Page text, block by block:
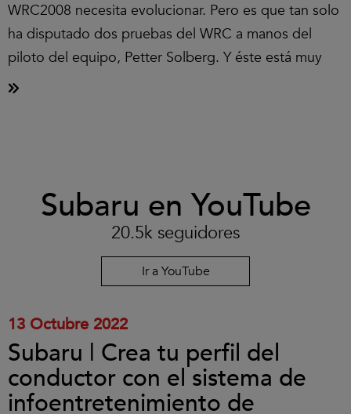
WRC2008 necesita evolucionar. Pero es que tan solo
ha disputado dos pruebas del WRC a manos del
piloto del equipo, Petter Solberg. Y éste está muy
Subaru en YouTube
20.5k seguidores
Ir a YouTube
aceptar
13 Octubre 2022
Subaru | Crea tu perfil del
conductor con el sistema de
infoentretenimiento de